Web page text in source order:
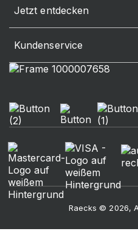
Jetzt entdecken
Kundenservice
Raecks © 2026,